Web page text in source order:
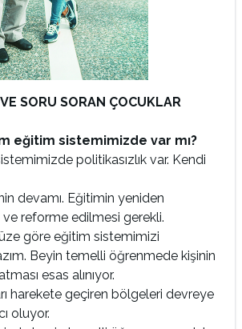
SORU SORAN ÇOCUKLAR
eğitim sistemimizde var mı?
politikasızlık var. Kendi
devamı. Eğitimin yeniden
ve reforme edilmesi gerekli.
göre eğitim sistemimizi
Beyin temelli öğrenmede kişinin
esas alınıyor.
harekete geçiren bölgeleri devreye
oluyor.